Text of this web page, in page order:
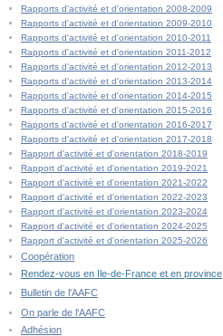
Rapports d'activité et d'orientation 2008-2009
Rapports d'activité et d'orientation 2009-2010
Rapports d'activité et d'orientation 2010-2011
Rapports d'activité et d'orientation 2011-2012
Rapports d'activité et d'orientation 2012-2013
Rapports d'activité et d'orientation 2013-2014
Rapports d'activité et d'orientation 2014-2015
Rapports d'activité et d'orientation 2015-2016
Rapports d'activité et d'orientation 2016-2017
Rapports d'activité et d'orientation 2017-2018
Rapport d'activité et d'orientation 2018-2019
Rapport d'activité et d'orientation 2019-2021
Rapport d'activité et d'orientation 2021-2022
Rapport d'activité et d'orientation 2022-2023
Rapport d'activité et d'orientation 2023-2024
Rapport d'activité et d'orientation 2024-2025
Rapport d'activité et d'orientation 2025-2026
Coopération
Rendez-vous en Ile-de-France et en province
Bulletin de l'AAFC
On parle de l'AAFC
Adhésion